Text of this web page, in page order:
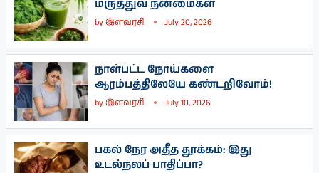
மருத்துவ நன்மைகள்
byஇளவரசி July 20, 2026
நாள்பட்ட நோய்களை
ஆரம்பத்திலேயே கண்டறிவோம்!
byஇளவரசி July 10, 2026
பகல் நேர அதீத தூக்கம்: இது
உடல்நலப் பாதிப்பா?